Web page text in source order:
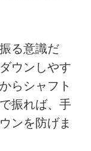
る意識だ
ウンしやす
らシャフト
振れば、手
ンを防げま